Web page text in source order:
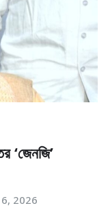
‘জেনজি’
2026